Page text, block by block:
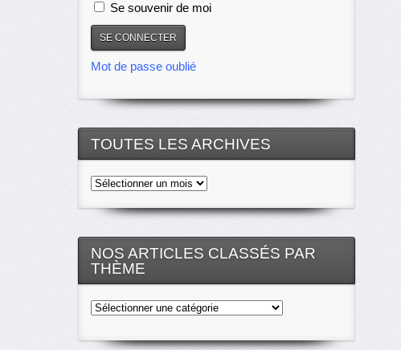
Se souvenir de moi
Mot de passe oublié
TOUTES LES ARCHIVES
Toutes
archives
NOS ARTICLES CLASSÉS PAR
THÈME
Nos
classés